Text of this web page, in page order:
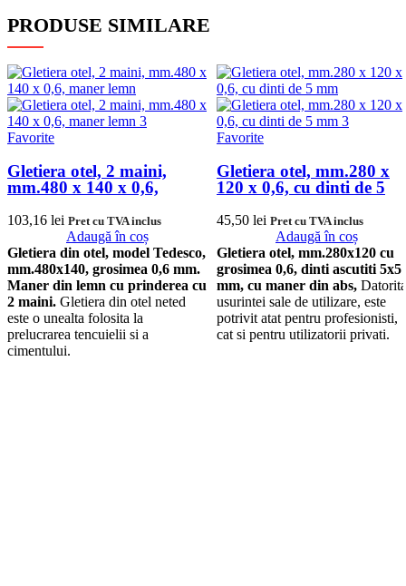
PRODUSE SIMILARE
Favorite
Gletiera otel, 2 maini,
mm.480 x 140 x 0,6,
103,16 lei Pret cu TVA inclus
Adaugă în coș
Gletiera din otel, model Tedesco,
mm.480x140, grosimea 0,6 mm.
Maner din lemn cu prinderea cu
2 maini. Gletiera din otel neted
este o unealta folosita la
prelucrarea tencuielii si a
cimentului.
Favorite
Gletiera otel, mm.280 x
120 x 0,6, cu dinti de 5
45,50 lei Pret cu TVA inclus
Adaugă în coș
Gletiera otel, mm.280x120 cu
grosimea 0,6, dinti ascutiti 5x5
mm, cu maner din abs, Datorita
usurintei sale de utilizare, este
potrivit atat pentru profesionisti,
cat si pentru utilizatorii privati.